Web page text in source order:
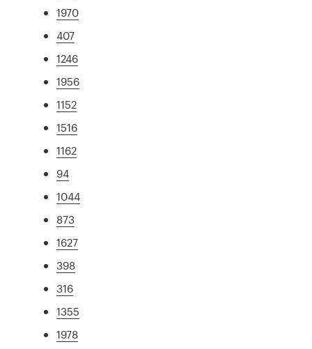
1970
407
1246
1956
1152
1516
1162
94
1044
873
1627
398
316
1355
1978